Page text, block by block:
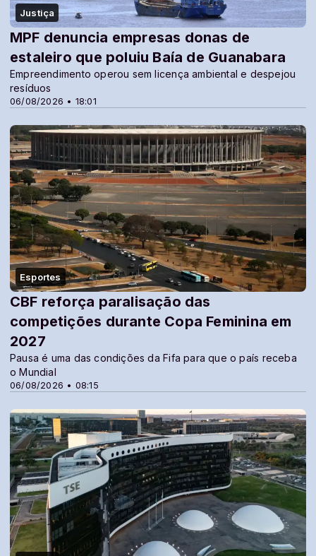
Justiça
06/08/2026 • 18:01
MPF denuncia empresas donas de
estaleiro que poluiu Baía de Guanabara
Empreendimento operou sem licença ambiental e despejou
resíduos
Esportes
06/08/2026 • 08:15
CBF reforça paralisação das
competições durante Copa Feminina em
2027
Pausa é uma das condições da Fifa para que o país receba
o Mundial